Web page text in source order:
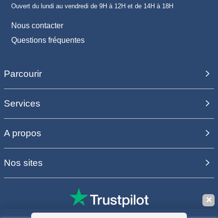
Ouvert du lundi au vendredi de 9H à 12H et de 14H à 18H
Nous contacter
Questions fréquentes
Parcourir
Services
A propos
Nos sites
✕